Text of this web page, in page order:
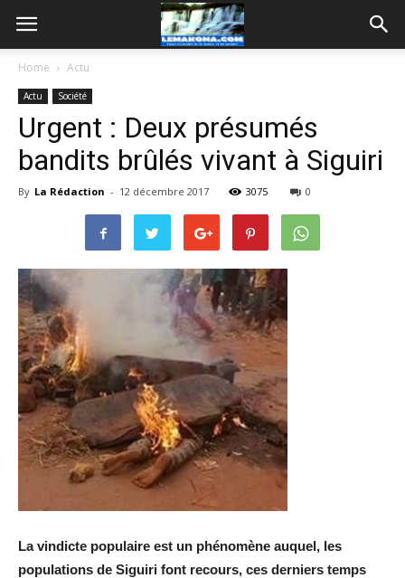
Home Actu
Actu Société
Urgent : Deux présumés
bandits brûlés vivant à Siguiri
By La Rédaction - 12 décembre 2017 3075 0
La vindicte populaire est un phénomène auquel, les
populations de Siguiri font recours, ces derniers temps